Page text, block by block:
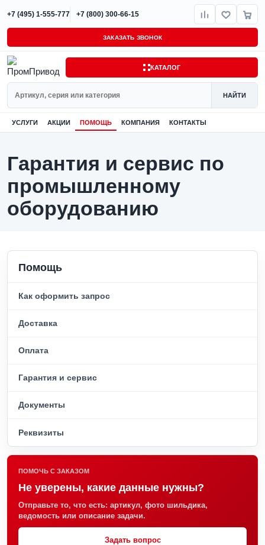
+7 (495) 1-555-777 +7 (800) 300-66-15
ЗАКАЗАТЬ ЗВОНОК
КАТАЛОГ
НАЙТИ
УСЛУГИ АКЦИИ ПОМОЩЬ КОМПАНИЯ КОНТАКТЫ
Гарантия и сервис по
промышленному
оборудованию
Помощь
Как оформить запрос
Доставка
Оплата
Гарантия и сервис
Документы
Реквизиты
ПОМОЧЬ С ЗАКАЗОМ
Не уверены, какие данные нужны?
Отправьте то, что есть: артикул, фото шильдика,
ведомость или описание задачи.
Задать вопрос